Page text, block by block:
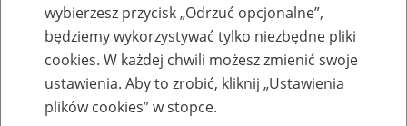
Zaproś ZUS do siebie - zakładanie profili
eZUS w siedzibie Twojej firmy
wybierzesz przycisk „Odrzuć opcjonalne”,
będziemy wykorzystywać tylko niezbędne pliki
cookies. W każdej chwili możesz zmienić swoje
ustawienia. Aby to zrobić, kliknij „Ustawienia
plików cookies” w stopce.